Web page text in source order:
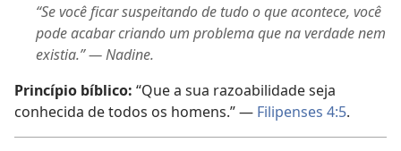
“Se você ficar suspeitando de tudo o que acontece, você
pode acabar criando um problema que na verdade nem
existia.” — Nadine.
Princípio bíblico: “Que a sua razoabilidade seja
conhecida de todos os homens.” — Filipenses 4:5.